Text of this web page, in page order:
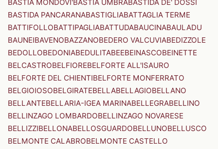
BASTIA MONDOVI'BASTIA UMBRABASTIDA DE' DOSSI
BASTIDA PANCARANABASTIGLIABATTAGLIA TERME
BATTIFOLLOBATTIPAGLIABATTUDABAUCINABAULADU
BAUNEIBAVENOBAZZANOBEDERO VALCUVIABEDIZZOLE
BEDOLLOBEDONIABEDULITABEEBEINASCOBEINETTE
BELCASTROBELFIOREBELFORTE ALL'ISAURO
BELFORTE DEL CHIENTIBELFORTE MONFERRATO
BELGIOIOSOBELGIRATEBELLABELLAGIOBELLANO
BELLANTEBELLARIA-IGEA MARINABELLEGRABELLINO
BELLINZAGO LOMBARDOBELLINZAGO NOVARESE
BELLIZZIBELLONABELLOSGUARDOBELLUNOBELLUSCO
BELMONTE CALABROBELMONTE CASTELLO